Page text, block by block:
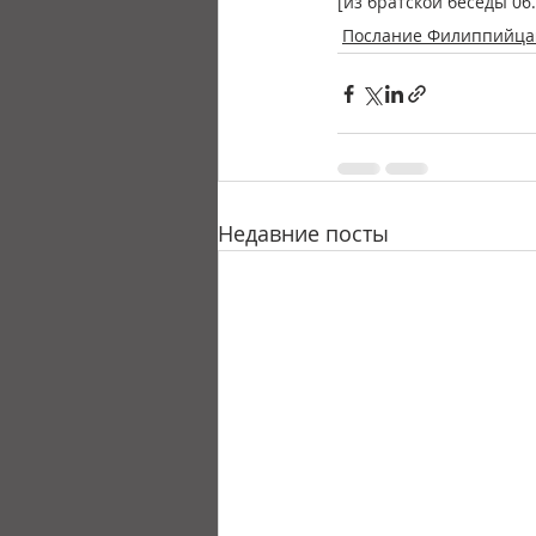
Послание
Недавние посты